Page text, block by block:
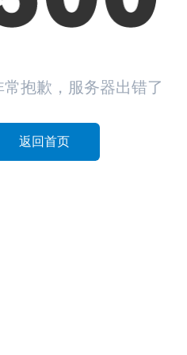
常抱歉，服务器出错了
返回首页